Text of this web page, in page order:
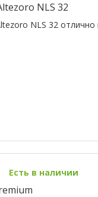
NLS 32
NLS 32
Есть в наличии